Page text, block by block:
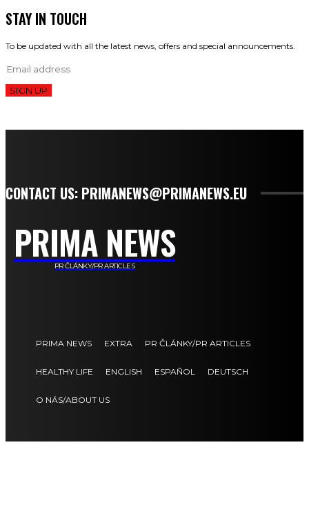
STAY IN TOUCH
To be updated with all the latest news, offers and special announcements.
SIGN UP
CONTACT US: PRIMANEWS@PRIMANEWS.EU
PRIMA NEWS
PR ČLÁNKY/PR ARTICLES
PRIMA NEWS EXTRA PR ČLÁNKY/PR ARTICLES
HEALTHY LIFE ENGLISH ESPAÑOL DEUTSCH
O NÁS/ABOUT US